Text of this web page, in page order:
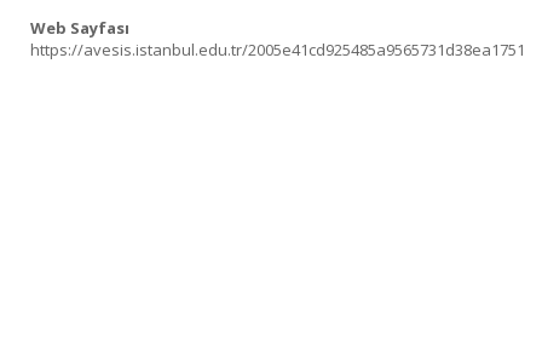
Web Sayfası
https://avesis.istanbul.edu.tr/2005e41cd925485a9565731d38ea1751